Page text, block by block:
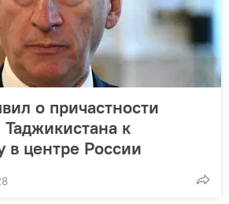
о причастности
к
в центре России